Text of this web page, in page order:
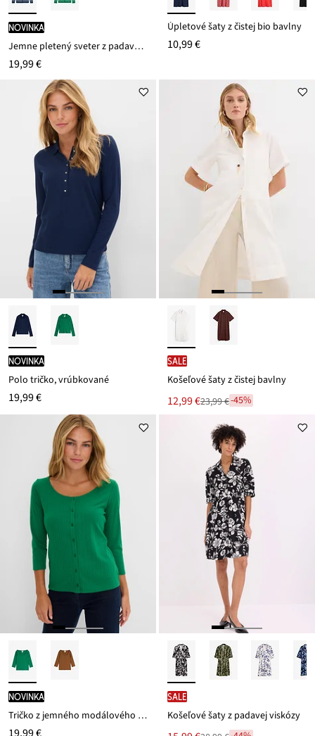
novinka
Jemne pletený sveter z padavého viskózového mixu
19,99 €
Úpletové šaty z čistej bio bavlny
10,99 €
novinka
Polo tričko, vrúbkované
19,99 €
SALE
Košeľové šaty z čistej bavlny
Nová
cena
12,99 €
Zľava 23,99 €-45%
novinka
Tričko z jemného modálového mixu
SALE
Košeľové šaty z padavej viskózy